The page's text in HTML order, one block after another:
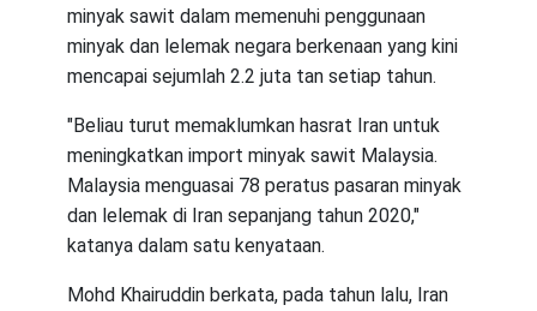
minyak sawit dalam memenuhi penggunaan
minyak dan lelemak negara berkenaan yang kini
mencapai sejumlah 2.2 juta tan setiap tahun.
"Beliau turut memaklumkan hasrat Iran untuk
meningkatkan import minyak sawit Malaysia.
Malaysia menguasai 78 peratus pasaran minyak
dan lelemak di Iran sepanjang tahun 2020,"
katanya dalam satu kenyataan.
Mohd Khairuddin berkata, pada tahun lalu, Iran